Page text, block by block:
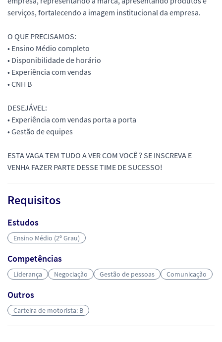
serviços, fortalecendo a imagem institucional da empresa.
O QUE PRECISAMOS:
• Ensino Médio completo
• Disponibilidade de horário
• Experiência com vendas
• CNH B
DESEJÁVEL:
• Experiência com vendas porta a porta
• Gestão de equipes
ESTA VAGA TEM TUDO A VER COM VOCÊ ? SE INSCREVA E
VENHA FAZER PARTE DESSE TIME DE SUCESSO!
Requisitos
Estudos
Ensino Médio (2º Grau)
Competências
Liderança Negociação Gestão de pessoas Comunicação
Outros
Carteira de motorista: B